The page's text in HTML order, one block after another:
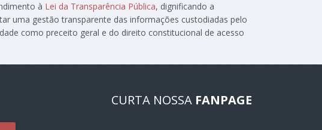
à Lei da Transparência Pública, dignificando a
uma gestão transparente das informações custodiadas pelo
como preceito geral e do direito constitucional de acesso
CURTA NOSSA FANPAGE